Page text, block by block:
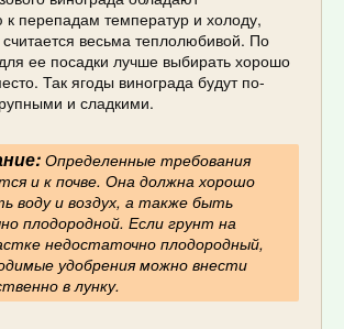
к перепадам температур и холоду,
считается весьма теплолюбивой. По
ее посадки лучше выбирать хорошо
Так ягоды винограда будут по-
и сладкими.
Определенные требования
и к почве. Она должна хорошо
воду и воздух, а также быть
плодородной. Если грунт на
недостаточно плодородный,
удобрения можно внести
в лунку.